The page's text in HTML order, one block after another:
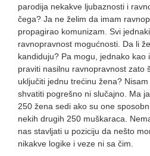
parodija nekakve ljubaznosti i
čega? Ja ne želim da imam
propagirao komunizam. Svi
ravnopravnost mogućnosti. Da li
kandiduju? Pa mogu, jednako
praviti nasilnu ravnopravnost zato
uključiti jednu trećinu žena?
shvatiti pogrešno ni slučajno. Ma
250 žena sedi ako su one
nekih drugih 250 muškaraca.
nas stavljati u poziciju da nešto
nikakve logike i veze ni sa čim.